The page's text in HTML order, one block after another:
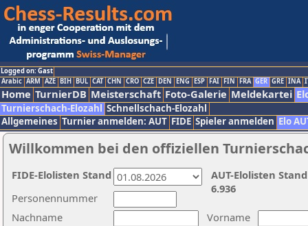
Logged on: Gast
Arabic ARM AZE BIH BUL CAT CHN CRO CZE DEN ENG ESP FAI FIN FRA GER GRE INA
Home TurnierDB Meisterschaft Foto-Galerie Meldekartei
Turnierschach-Elozahl Schnellschach-Elozahl
Allgemeines Turnier anmelden: AUT FIDE Spieler anmelden Elo
Willkommen bei den offiziellen
Nachname
Vorname
Personennummer
AUT-Elolisten
6.936
FIDE-Elolisten Stand